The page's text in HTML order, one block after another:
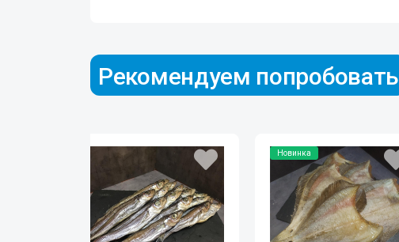
Рекомендуем попробовать
Новинка